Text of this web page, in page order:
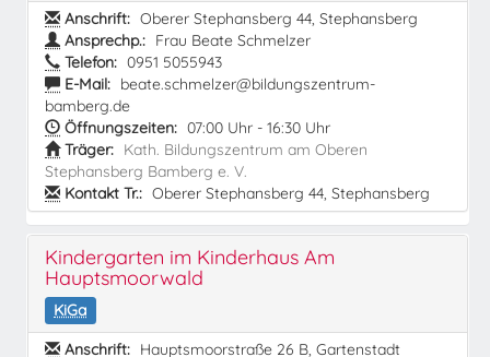
Anschrift: Oberer Stephansberg 44, Stephansberg
Ansprechp.: Frau Beate Schmelzer
Telefon: 0951 5055943
E-Mail: beate.schmelzer@bildungszentrum-
bamberg.de
Öffnungszeiten: 07:00 Uhr - 16:30 Uhr
Träger: Kath. Bildungszentrum am Oberen
Stephansberg Bamberg e. V.
Kontakt Tr.: Oberer Stephansberg 44, Stephansberg
Kindergarten im Kinderhaus Am
Hauptsmoorwald
KiGa
Anschrift: Hauptsmoorstraße 26 B, Gartenstadt